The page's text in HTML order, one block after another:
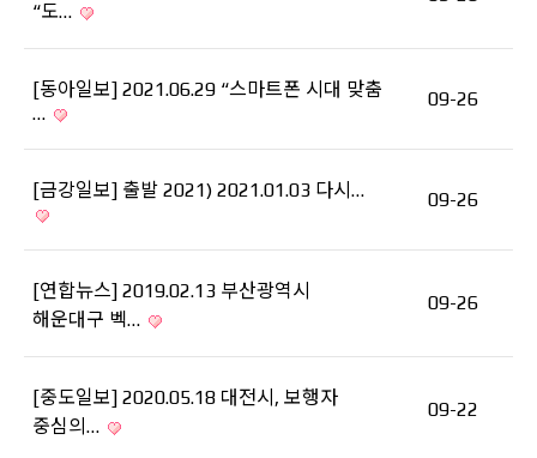
“도…
[동아일보] 2021.06.29 “스마트폰 시대 맞춤
…
09-26
[금강일보] 출발 2021) 2021.01.03 다시… 09-26
[연합뉴스] 2019.02.13 부산광역시
해운대구 벡…
09-26
[중도일보] 2020.05.18 대전시, 보행자
중심의…
09-22